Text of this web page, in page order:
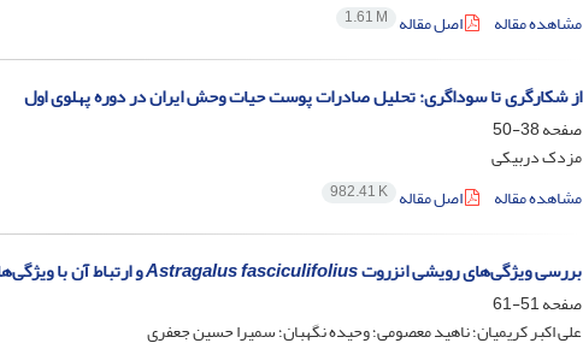
مشاهده مقاله
اصل مقاله 1.61 M
از شکارگری تا سوداگری: تحلیل صادرات پوست حیات وحش ایران در دوره پهلوی اول
صفحه38-50
مزدک دربیکی
مشاهده مقاله
اصل مقاله 982.41 K
بررسی ویژگی‌های رویشی انزروتAstragalus fasciculifoliusو ارتباط آن با
صفحه51-61
علی اکبر کریمیان؛ ناهید معصومی؛ وحیده نگهبان؛ سمیرا حسین جعفری